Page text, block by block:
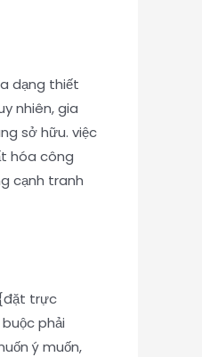
dạng thiết
nhiên, gia
sở hữu. việc
hóa công
cạnh tranh
trực
phải
ý muốn,